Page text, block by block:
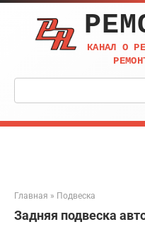
Перейти
контенту
КАНАЛ О
Поиск:
Главная » Подвеска
Задняя подвеска